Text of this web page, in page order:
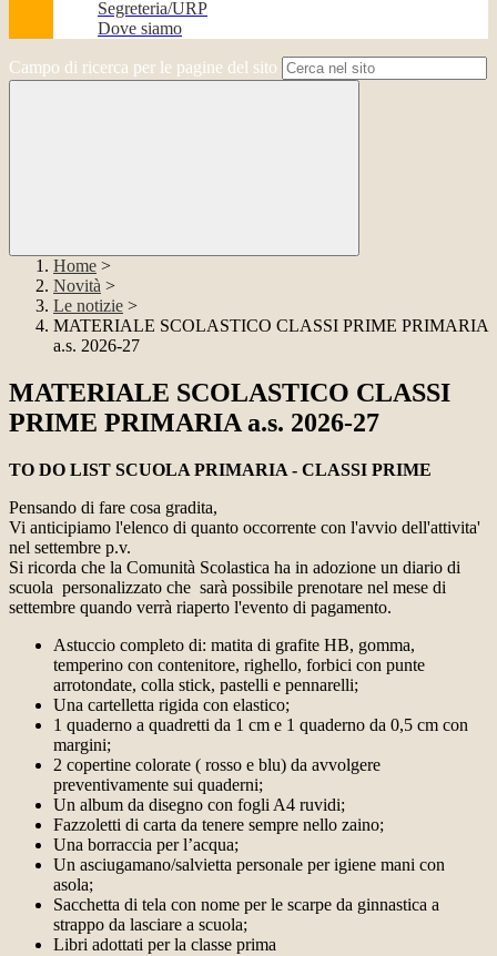
Segreteria/URP
Dove siamo
Campo di ricerca per le pagine del sito
Home >
Novità >
Le notizie >
MATERIALE SCOLASTICO CLASSI PRIME PRIMARIA
a.s. 2026-27
MATERIALE SCOLASTICO CLASSI
PRIME PRIMARIA a.s. 2026-27
TO DO LIST SCUOLA PRIMARIA - CLASSI PRIME
Pensando di fare cosa gradita,
Vi anticipiamo l'elenco di quanto occorrente con l'avvio dell'attivita'
nel settembre p.v.
Si ricorda che la Comunità Scolastica ha in adozione un diario di
scuola personalizzato che sarà possibile prenotare nel mese di
settembre quando verrà riaperto l'evento di pagamento.
Astuccio completo di: matita di grafite HB, gomma,
temperino con contenitore, righello, forbici con punte
arrotondate, colla stick, pastelli e pennarelli;
Una cartelletta rigida con elastico;
1 quaderno a quadretti da 1 cm e 1 quaderno da 0,5 cm con
margini;
2 copertine colorate ( rosso e blu) da avvolgere
preventivamente sui quaderni;
Un album da disegno con fogli A4 ruvidi;
Fazzoletti di carta da tenere sempre nello zaino;
Una borraccia per l’acqua;
Un asciugamano/salvietta personale per igiene mani con
asola;
Sacchetta di tela con nome per le scarpe da ginnastica a
strappo da lasciare a scuola;
Libri adottati per la classe prima